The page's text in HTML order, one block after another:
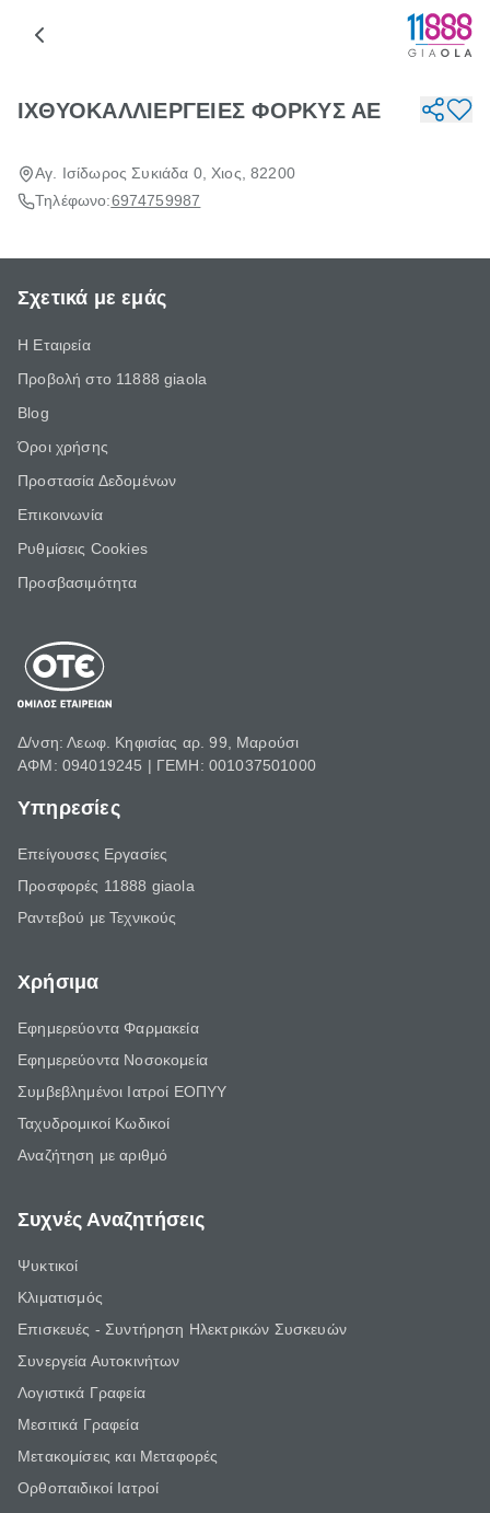
ΙΧΘΥΟΚΑΛΛΙΕΡΓΕΙΕΣ ΦΟΡΚΥΣ ΑΕ
Αγ. Ισίδωρος Συκιάδα 0, Χιος, 82200
Τηλέφωνο:6974759987
Σχετικά με εμάς
Η Εταιρεία
Προβολή στο 11888 giaola
Blog
Όροι χρήσης
Προστασία Δεδομένων
Επικοινωνία
Ρυθμίσεις Cookies
Προσβασιμότητα
Δ/νση: Λεωφ. Κηφισίας αρ. 99, Μαρούσι
ΑΦΜ: 094019245 | ΓΕΜΗ: 001037501000
Υπηρεσίες
Επείγουσες Εργασίες
Προσφορές 11888 giaola
Ραντεβού με Τεχνικούς
Χρήσιμα
Εφημερεύοντα Φαρμακεία
Εφημερεύοντα Νοσοκομεία
Συμβεβλημένοι Ιατροί ΕΟΠΥΥ
Ταχυδρομικοί Κωδικοί
Αναζήτηση με αριθμό
Συχνές Αναζητήσεις
Ψυκτικοί
Κλιματισμός
Επισκευές - Συντήρηση Ηλεκτρικών Συσκευών
Συνεργεία Αυτοκινήτων
Λογιστικά Γραφεία
Μεσιτικά Γραφεία
Μετακομίσεις και Μεταφορές
Ορθοπαιδικοί Ιατροί